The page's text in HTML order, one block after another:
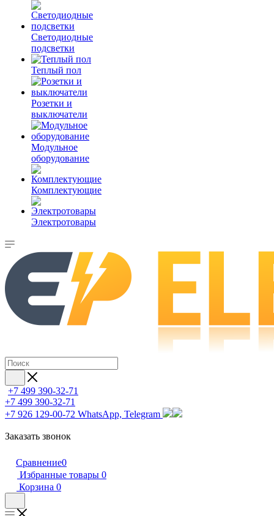
Светодиодные
подсветки
Теплый пол
Розетки и
выключатели
Модульное
оборудование
Комплектующие
Электротовары
+7 499 390-32-71
+7 499 390-32-71
+7 926 129-00-72 WhatsApp, Telegram
Заказать звонок
Сравнение0
Избранные товары 0
Корзина 0